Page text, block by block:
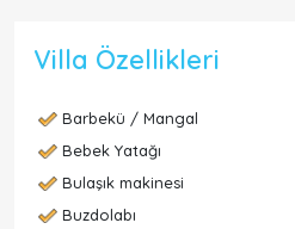
Villa Özellikleri
Barbekü / Mangal
Bebek Yatağı
Bulaşık makinesi
Buzdolabı